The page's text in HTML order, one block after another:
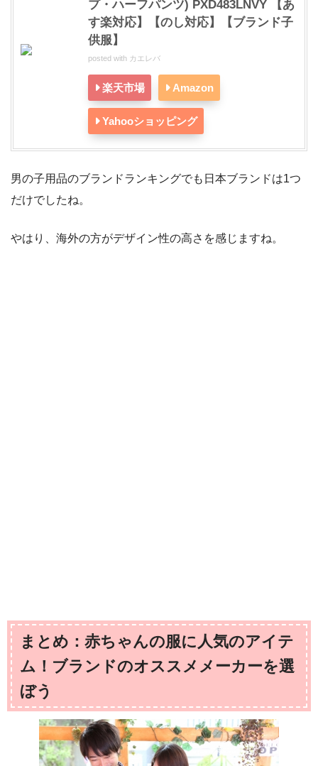
プ・ハーフパンツ) PXD483LNVY 【あ
す楽対応】【のし対応】【ブランド子
供服】
posted with カエレバ
楽天市場 Amazon
Yahooショッピング
男の子用品のブランドランキングでも日本ブランドは1つ
だけでしたね。
やはり、海外の方がデザイン性の高さを感じますね。
まとめ：赤ちゃんの服に人気のアイテ
ム！ブランドのオススメメーカーを選
ぼう